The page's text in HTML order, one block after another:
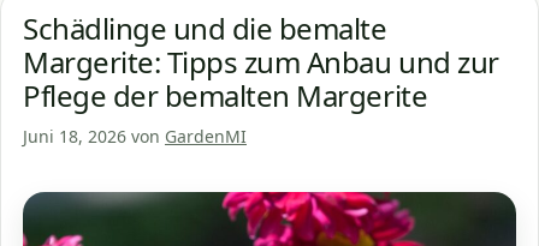
Schädlinge und die bemalte
Margerite: Tipps zum Anbau und zur
Pflege der bemalten Margerite
Juni 18, 2026 von GardenMI